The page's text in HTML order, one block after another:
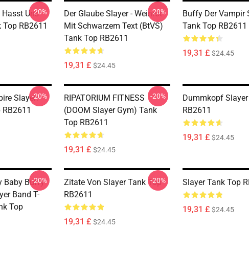
Hasst Uns
RB2611
-20%
Der Glaube Slayer - Weinrot
Mit Schwarzem Text (BtVS)
Tank Top RB2611
19,31 £ $24.45
-20%
Buffy Der Vampir
Tank Top RB2611
19,31 £ $24.45
Slayer:-20%
RIPATORIUM FITNESS
(DOOM Slayer Gym) Tank
Top RB2611
19,31 £ $24.45
-20%
Dummkopf
RB2611
19,31 £ $24.45
Baby Buffy
Band T-
Top
-20%
Zitate Von Slayer Tank Top
RB2611
19,31 £ $24.45
-20% Slayer Tank Top
19,31 £ $24.45